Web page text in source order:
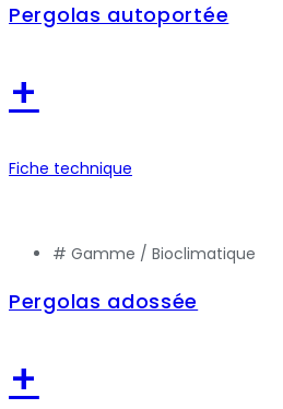
Pergolas autoportée
+
Fiche technique
# Gamme / Bioclimatique
Pergolas adossée
+